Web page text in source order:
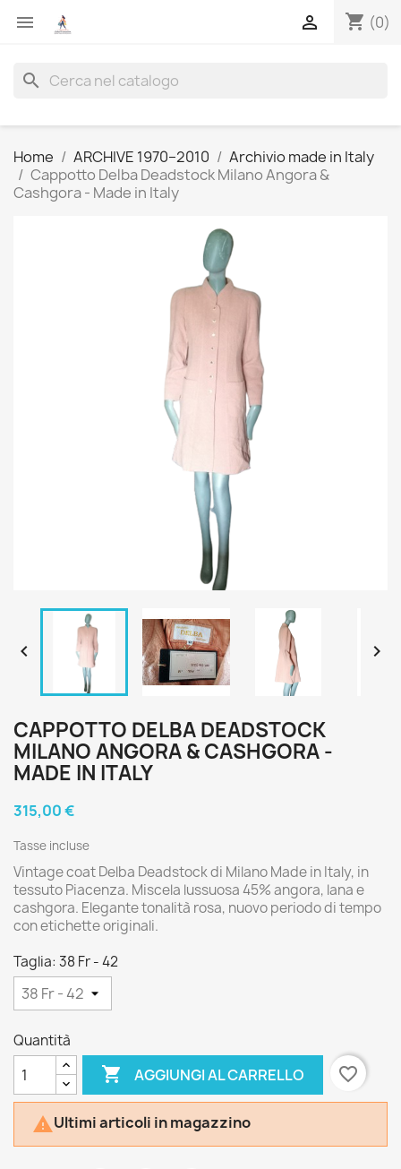
 shopping_cart (0)

search
Home ARCHIVE 1970–2010
Archivio made in Italy
Cappotto Delba Deadstock Milano Angora &
Cashgora - Made in Italy
 
CAPPOTTO DELBA DEADSTOCK
MILANO ANGORA & CASHGORA -
MADE IN ITALY
315,00 €
Tasse incluse
Vintage coat Delba Deadstock di Milano Made in Italy, in
tessuto Piacenza. Miscela lussuosa 45% angora, lana e
cashgora. Elegante tonalità rosa, nuovo periodo di tempo
con etichette originali.
Taglia: 38 Fr - 42
Quantità
 AGGIUNGI AL CARRELLO favorite_border
Ultimi articoli in magazzino